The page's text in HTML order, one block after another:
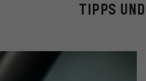
TIPPS